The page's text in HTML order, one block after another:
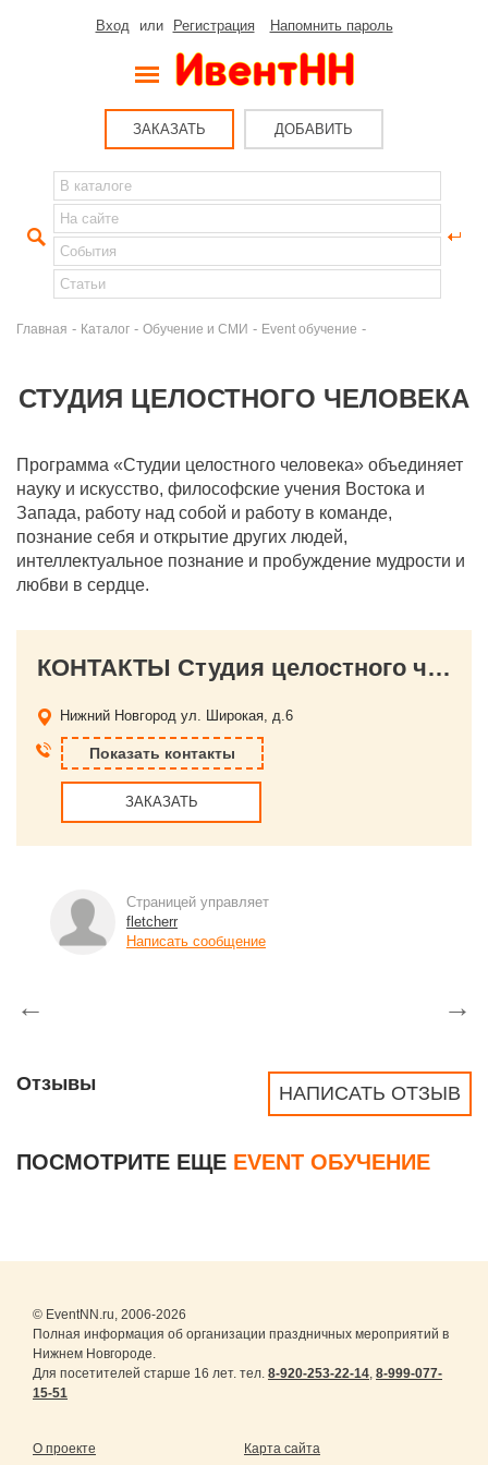
Вход или Регистрация Напомнить пароль
ЗАКАЗАТЬ ДОБАВИТЬ
Главная - Каталог - Обучение и СМИ - Event обучение -
СТУДИЯ ЦЕЛОСТНОГО ЧЕЛОВЕКА
Программа «Студии целостного человека» объединяет
науку и искусство, философские учения Востока и
Запада, работу над собой и работу в команде,
познание себя и открытие других людей,
интеллектуальное познание и пробуждение мудрости и
любви в сердце.
КОНТАКТЫ Студия целостного человека
Нижний Новгород ул. Широкая, д.6
Показать контакты
ЗАКАЗАТЬ
Страницей управляет
fletcherr
Написать сообщение
← →
НАПИСАТЬ ОТЗЫВ
Отзывы
ПОСМОТРИТЕ ЕЩЕ EVENT ОБУЧЕНИЕ
© EventNN.ru, 2006-2026
Полная информация об организации праздничных мероприятий в
Нижнем Новгороде.
Для посетителей старше 16 лет. тел. 8-920-253-22-14, 8-999-077-
15-51
О проекте Карта сайта